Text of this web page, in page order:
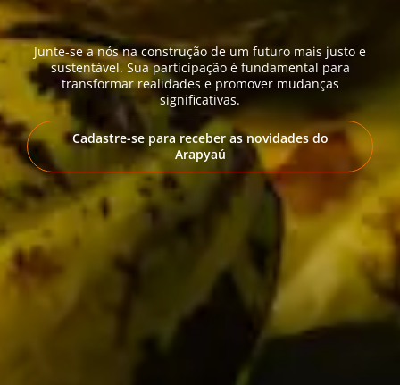
Junte-se a nós na construção de um futuro mais justo e
sustentável. Sua participação é fundamental para
transformar realidades e promover mudanças
significativas.
Cadastre-se para receber as novidades do
Arapyaú